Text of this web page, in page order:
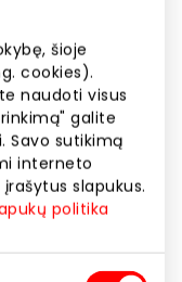
šioje
cookies).
naudoti visus
galite
Savo sutikimą
interneto
slapukus.
politika
pasaulyje
ženklus.
nuo
vežimėliai,